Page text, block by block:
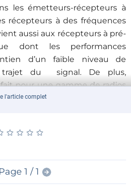
les émetteurs-récepteurs à
récepteurs à des fréquences
aussi aux récepteurs à pré-
dont les performances
d’un faible niveau de
trajet du signal. De plus,
pour une gamme de radios
étroite qui fonctionnent
infrastructures de station de
norme téléphonique LTE et les
l'article complet
★ ★ ★ ★
★ ★ ★ ★
Page 1 / 1